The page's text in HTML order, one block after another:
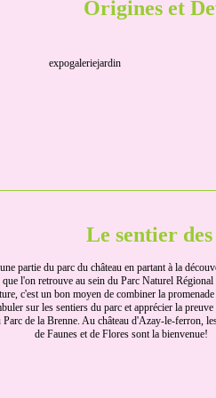
Origines et
Le sentier
partie du parc du château en partant à la
l'on retrouve au sein du Parc Naturel
c'est un bon moyen de combiner la
sur les sentiers du parc et apprécier la
Parc de la Brenne. Au château d'Azay-le-ferron,
de Faunes et de Flores sont la bienvenue!